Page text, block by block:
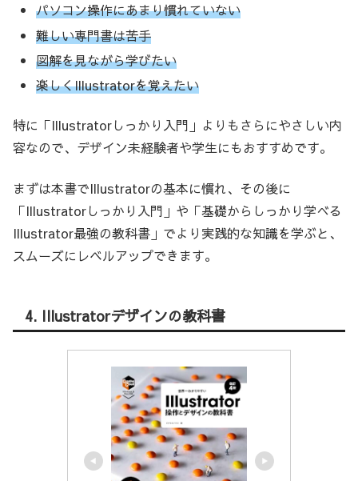
パソコン操作にあまり慣れていない
難しい専門書は苦手
図解を見ながら学びたい
楽しくIllustratorを覚えたい
特に「Illustratorしっかり入門」よりもさらにやさしい内
容なので、デザイン未経験者や学生にもおすすめです。
まずは本書でIllustratorの基本に慣れ、その後に
「Illustratorしっかり入門」や「基礎からしっかり学べる
Illustrator最強の教科書」でより実践的な知識を学ぶと、
スムーズにレベルアップできます。
4. Illustratorデザインの教科書